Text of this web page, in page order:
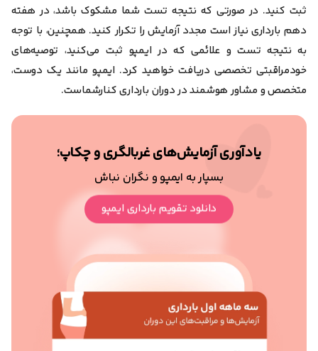
ثبت کنید. در صورتی که نتیجه تست شما مشکوک باشد، در هفته
دهم بارداری نیاز است مجدد آزمایش را تکرار کنید. همچنین، با توجه
به نتیجه تست و علائمی که در ایمپو ثبت می‌کنید، توصیه‌های
خودمراقبتی تخصصی دریافت خواهید کرد. ایمپو مانند یک دوست،
متخصص و مشاور هوشمند در دوران بارداری کنارشماست.
یادآوری آزمایش‌های غربالگری و چکاپ؛
بسپار به ایمپو و نگران نباش
دانلود تقویم بارداری ایمپو